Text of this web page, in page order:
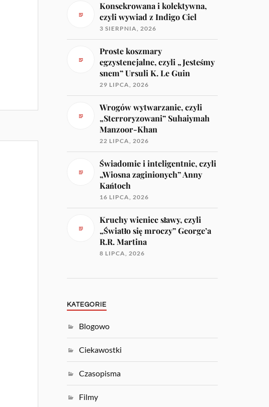
Konsekrowana i kolektywna,
czyli wywiad z Indigo Ciel
3 SIERPNIA, 2026
Proste koszmary
egzystencjalne, czyli „Jesteśmy
snem” Ursuli K. Le Guin
29 LIPCA, 2026
Wrogów wytwarzanie, czyli
„Sterroryzowani” Suhaiymah
Manzoor-Khan
22 LIPCA, 2026
Świadomie i inteligentnie, czyli
„Wiosna zaginionych” Anny
Kańtoch
16 LIPCA, 2026
Kruchy wieniec sławy, czyli
„Światło się mroczy” George’a
R.R. Martina
8 LIPCA, 2026
KATEGORIE
Blogowo
Ciekawostki
Czasopisma
Filmy